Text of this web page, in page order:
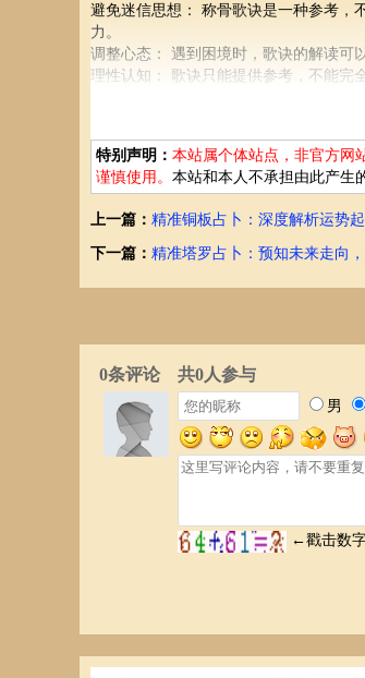
避免迷信思想： 称骨歌诀是一种参考，
力。
调整心态： 遇到困境时，歌诀的解读可
理性认知： 歌诀只能提供参考，不能完
称骨歌诀的实用价值在于帮助人们更好
例如，歌诀中描述了某个阶段的运势可
它也可以帮助人们找到自己的优势，并
在人生的各个重要阶段，例如事业选择
极调整策略，寻求新的发展机遇，例如
结语
称骨歌诀作为一种解读人生命运的古老
特别声明： 本站属个体站点，非官方网
谨慎使用。 本站和本人不承担由此产生
上一篇： 精准铜板占卜：深度解析运势
下一篇： 精准塔罗占卜：预知未来走向